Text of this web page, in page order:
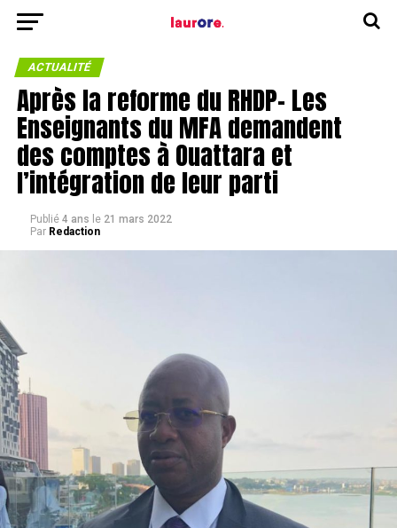
ACTUALITÉ
Après la reforme du RHDP- Les
Enseignants du MFA demandent
des comptes à Ouattara et
l’intégration de leur parti
Publié 4 ans le 21 mars 2022
Par Redaction